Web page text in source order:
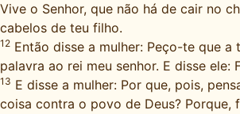
Vive o Senhor, que não há de cair no
cabelos de teu filho.
12 Então disse a mulher: Peço-te que a
palavra ao rei meu senhor. E disse ele:
13 E disse a mulher: Por que, pois,
coisa contra o povo de Deus? Porque,